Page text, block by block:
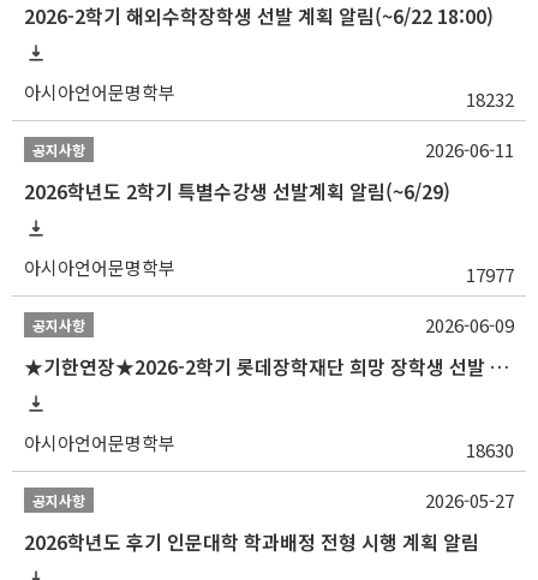
2026-2학기 해외수학장학생 선발 계획 알림(~6/22 18:00)
아시아언어문명학부 18232
공지사항
2026학년도 2학기 특별수강생 선발계획 알림(~6/29)
아시아언어문명학부 17977
2026-06-11
공지사항
★기한연장★2026-2학기 롯데장학재단 희망 장학생 선발 안내(~6/15
아시아언어문명학부 18630
2026-06-09
공지사항
2026학년도 후기 인문대학 학과배정 전형 시행 계획 알림
2026-05-27